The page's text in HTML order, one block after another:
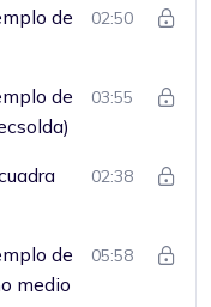
de
02:50
de
03:55
02:38
de
medio
05:58